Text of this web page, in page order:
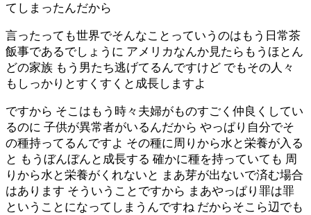
てしまったんだから
言ったっても世界でそんなことっていうのはもう日常茶
飯事であるでしょうに アメリカなんか見たらもうほとん
どの家族 もう男たち逃げてるんですけど でもその人々
もしっかりとすくすくと成長しますよ
ですから そこはもう時々夫婦がものすごく仲良くしてい
るのに 子供が異常者がいるんだから やっぱり自分でそ
の種持ってるんですよ その種に周りから水と栄養が入る
と もうぼんぼんと成長する 確かに種を持っていても 周
りから水と栄養がくれないと まあ芽が出ないで済む場合
はあります そういうことですから まあやっぱり罪は罪
ということになってしまうんですね だからそこら辺でも